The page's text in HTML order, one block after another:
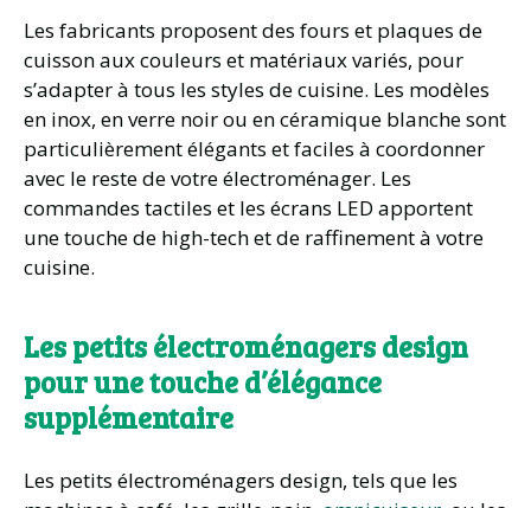
Les fabricants proposent des fours et plaques de
cuisson aux couleurs et matériaux variés, pour
s’adapter à tous les styles de cuisine. Les modèles
en inox, en verre noir ou en céramique blanche sont
particulièrement élégants et faciles à coordonner
avec le reste de votre électroménager. Les
commandes tactiles et les écrans LED apportent
une touche de high-tech et de raffinement à votre
cuisine.
Les petits électroménagers design
pour une touche d’élégance
supplémentaire
Les petits électroménagers design, tels que les